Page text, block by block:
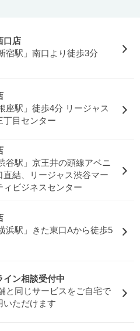
口店
宿駅」南口より徒歩3分
座駅」徒歩4分 リージャス
丁目センター
谷駅」京王井の頭線アベニ
直結、リージャス渋谷マー
ィビジネスセンター
浜駅」きた東口Aから徒歩5
イン相談受付中
と同じサービスをご自宅で
いただけます